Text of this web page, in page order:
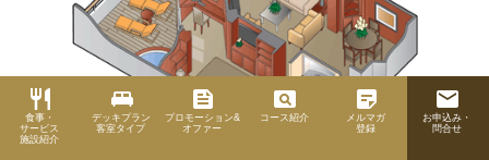
restaurant
食事・
サービス
施設紹介
king_bed
デッキプラン
客室タイプ
feed
プロモーション&
オファー
pageview
コース紹介
sticky_note_2
メルマガ
登録
email
お申込み・
問合せ